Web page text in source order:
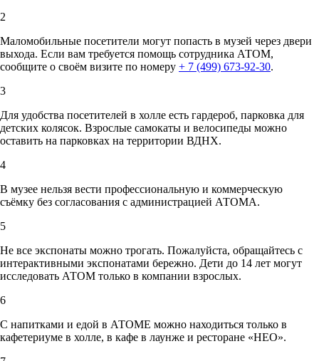
2
Маломобильные посетители могут попасть в музей через двери
выхода. Если вам требуется помощь сотрудника АТОМ,
сообщите о своём визите по номеру + 7 (499) 673-92-30.
3
Для удобства посетителей в холле есть гардероб, парковка для
детских колясок. Взрослые самокаты и велосипеды можно
оставить на парковках на территории ВДНХ.
4
В музее нельзя вести профессиональную и коммерческую
съёмку без согласования с администрацией АТОМА.
5
Не все экспонаты можно трогать. Пожалуйста, обращайтесь с
интерактивными экспонатами бережно. Дети до 14 лет могут
исследовать АТОМ только в компании взрослых.
6
С напитками и едой в АТОМЕ можно находиться только в
кафетериуме в холле, в кафе в лаунже и ресторане «НЕО».